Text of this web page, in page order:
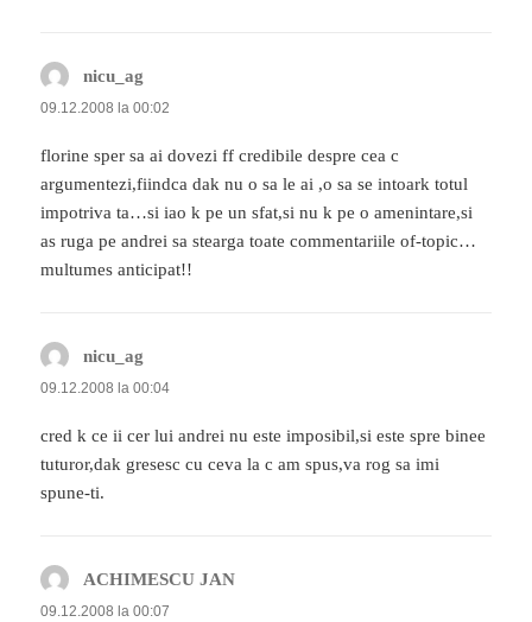
nicu_ag
09.12.2008 la 00:02
florine sper sa ai dovezi ff credibile despre cea c
argumentezi,fiindca dak nu o sa le ai ,o sa se intoark totul
impotriva ta…si iao k pe un sfat,si nu k pe o amenintare,si
as ruga pe andrei sa stearga toate commentariile of-topic…
multumes anticipat!!
nicu_ag
09.12.2008 la 00:04
cred k ce ii cer lui andrei nu este imposibil,si este spre binee
tuturor,dak gresesc cu ceva la c am spus,va rog sa imi
spune-ti.
ACHIMESCU JAN
09.12.2008 la 00:07